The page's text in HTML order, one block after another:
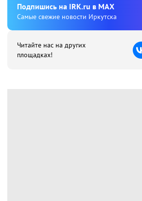
Подпишиcь на IRK.ru в MAX
Cамые свежие новости Иркутска
Читайте нас на других
площадках!